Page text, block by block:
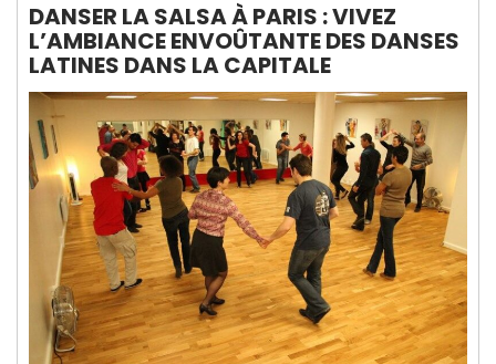
DANSER LA SALSA À PARIS : VIVEZ
L’AMBIANCE ENVOÛTANTE DES DANSES
LATINES DANS LA CAPITALE